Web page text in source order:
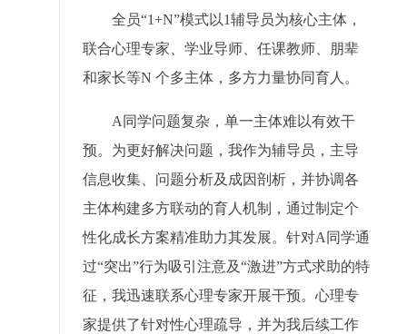
全员“1+N”模式以1辅导员为核心主体，
联合心理专家、学业导师、任课教师、朋辈
和家长等N 个多主体，多方力量协同育人。
A同学问题复杂，单一主体难以有效干
预。为更好解决问题，我作为辅导员，主导
信息收集、问题分析及成因剖析，并协调各
主体构建多方联动的育人机制，通过制定个
性化成长方案精准助力其发展。针对A同学通
过“突出”行为吸引注意及“激进”方式求助的特
征，我迅速联系心理专家开展干预。心理专
家提供了针对性心理疏导，并为我后续工作